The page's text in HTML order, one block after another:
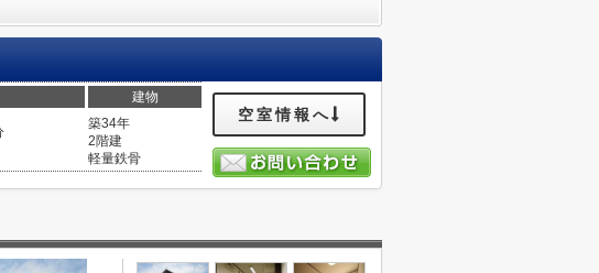
建物
築34年
2階建
軽量鉄骨
空室情報へ